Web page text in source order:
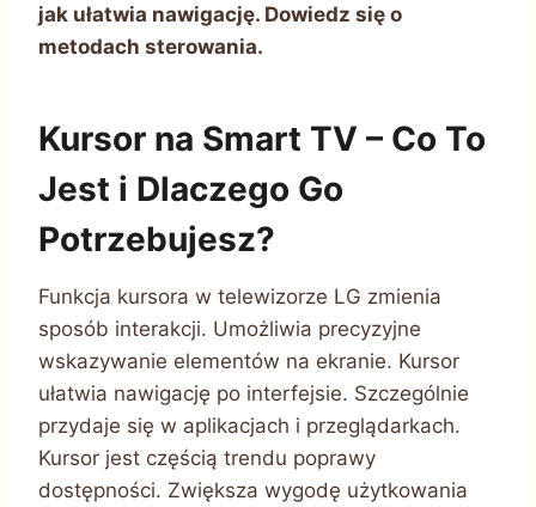
jak ułatwia nawigację. Dowiedz się o
metodach sterowania.
Kursor na Smart TV – Co To
Jest i Dlaczego Go
Potrzebujesz?
Funkcja kursora w telewizorze LG zmienia
sposób interakcji. Umożliwia precyzyjne
wskazywanie elementów na ekranie. Kursor
ułatwia nawigację po interfejsie. Szczególnie
przydaje się w aplikacjach i przeglądarkach.
Kursor jest częścią trendu poprawy
dostępności. Zwiększa wygodę użytkowania